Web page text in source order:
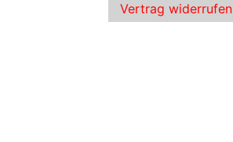
Vertrag widerrufen